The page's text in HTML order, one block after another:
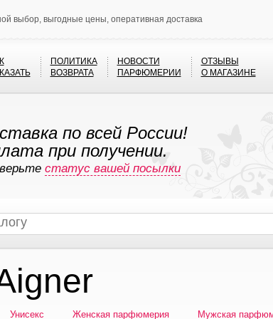
выбор, выгодные цены, оперативная доставка
ПОЛИТИКА
ВОЗВРАТА
НОВОСТИ
ПАРФЮМЕРИИ
ОТЗЫВЫ
О МАГАЗИНЕ
по всей России!
при получении.
статус вашей посылки
Унисекс Женская парфюмерия Мужская